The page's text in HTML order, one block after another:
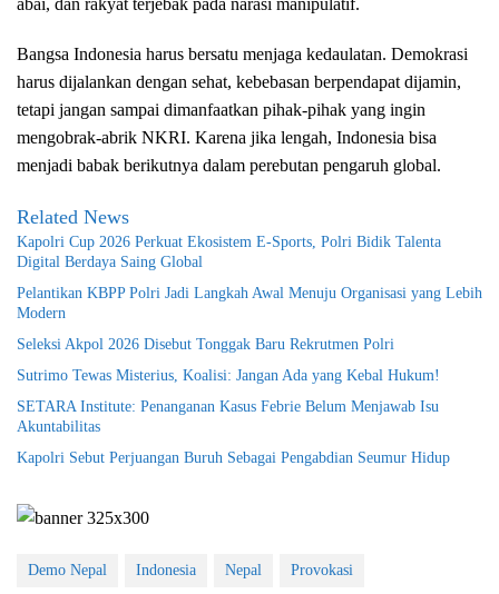
abai, dan rakyat terjebak pada narasi manipulatif.
Bangsa Indonesia harus bersatu menjaga kedaulatan. Demokrasi
harus dijalankan dengan sehat, kebebasan berpendapat dijamin,
tetapi jangan sampai dimanfaatkan pihak-pihak yang ingin
mengobrak-abrik NKRI. Karena jika lengah, Indonesia bisa
menjadi babak berikutnya dalam perebutan pengaruh global.
Related News
Kapolri Cup 2026 Perkuat Ekosistem E-Sports, Polri Bidik Talenta
Digital Berdaya Saing Global
Pelantikan KBPP Polri Jadi Langkah Awal Menuju Organisasi yang Lebih
Modern
Seleksi Akpol 2026 Disebut Tonggak Baru Rekrutmen Polri
Sutrimo Tewas Misterius, Koalisi: Jangan Ada yang Kebal Hukum!
SETARA Institute: Penanganan Kasus Febrie Belum Menjawab Isu
Akuntabilitas
Kapolri Sebut Perjuangan Buruh Sebagai Pengabdian Seumur Hidup
Demo Nepal Indonesia Nepal Provokasi